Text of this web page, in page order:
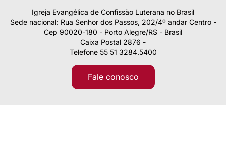
Igreja Evangélica de Confissão Luterana no Brasil
Sede nacional: Rua Senhor dos Passos, 202/4º andar Centro -
Cep 90020-180 - Porto Alegre/RS - Brasil
Caixa Postal 2876 -
Telefone 55 51 3284.5400
Fale conosco